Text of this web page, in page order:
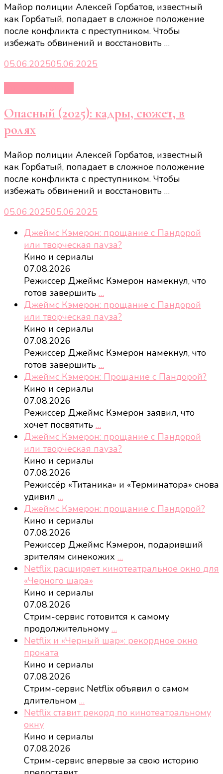
Майор полиции Алексей Горбатов, известный
как Горбатый, попадает в сложное положение
после конфликта с преступником. Чтобы
избежать обвинений и восстановить …
05.06.202505.06.2025
Опасный (2025): кадры, сюжет, в
ролях
Майор полиции Алексей Горбатов, известный
как Горбатый, попадает в сложное положение
после конфликта с преступником. Чтобы
избежать обвинений и восстановить …
05.06.202505.06.2025
Джеймс Кэмерон: прощание с Пандорой
или творческая пауза?
Кино и сериалы
07.08.2026
Режиссер Джеймс Кэмерон намекнул, что
готов завершить …
Джеймс Кэмерон: прощание с Пандорой
или творческая пауза?
Кино и сериалы
07.08.2026
Режиссер Джеймс Кэмерон намекнул, что
готов завершить …
Джеймс Кэмерон: Прощание с Пандорой?
Кино и сериалы
07.08.2026
Режиссер Джеймс Кэмерон заявил, что
хочет посвятить …
Джеймс Кэмерон: прощание с Пандорой
или творческая пауза?
Кино и сериалы
07.08.2026
Режиссёр «Титаника» и «Терминатора» снова
удивил …
Джеймс Кэмерон: прощание с Пандорой?
Кино и сериалы
07.08.2026
Режиссер Джеймс Кэмерон, подаривший
зрителям синекожих …
Netflix расширяет кинотеатральное окно для
«Черного шара»
Кино и сериалы
07.08.2026
Стрим-сервис готовится к самому
продолжительному …
Netflix и «Черный шар»: рекордное окно
проката
Кино и сериалы
07.08.2026
Стрим-сервис Netflix объявил о самом
длительном …
Netflix ставит рекорд по кинотеатральному
окну
Кино и сериалы
07.08.2026
Стрим-сервис впервые за свою историю